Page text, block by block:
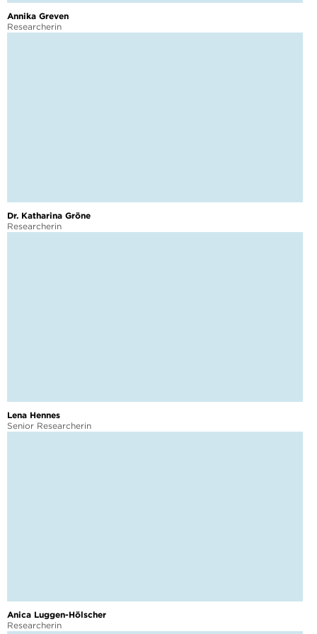
Annika Greven
Researcherin
Dr. Katharina Gröne
Researcherin
Lena Hennes
Senior Researcherin
Anica Luggen-Hölscher
Researcherin